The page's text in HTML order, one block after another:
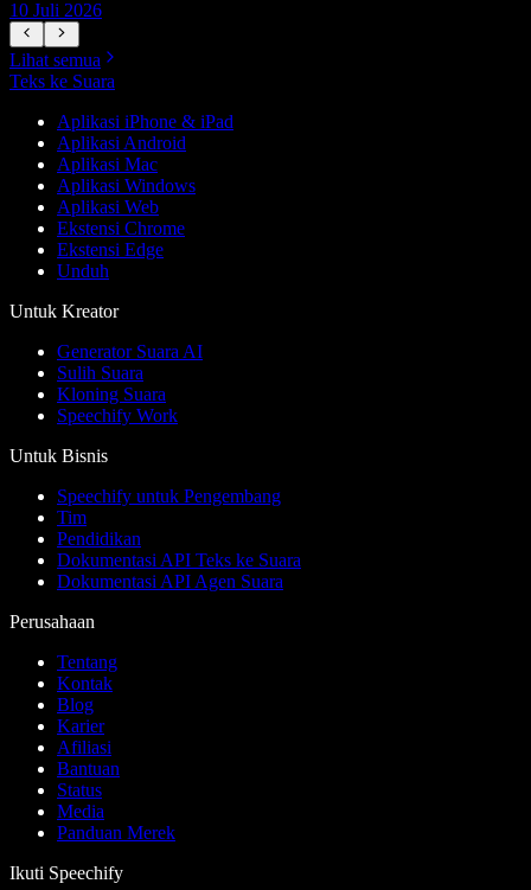
10 Juli 2026
Lihat semua
Teks ke Suara
Aplikasi iPhone & iPad
Aplikasi Android
Aplikasi Mac
Aplikasi Windows
Aplikasi Web
Ekstensi Chrome
Ekstensi Edge
Unduh
Untuk Kreator
Generator Suara AI
Sulih Suara
Kloning Suara
Speechify Work
Untuk Bisnis
Speechify untuk Pengembang
Tim
Pendidikan
Dokumentasi API Teks ke Suara
Dokumentasi API Agen Suara
Perusahaan
Tentang
Kontak
Blog
Karier
Afiliasi
Bantuan
Status
Media
Panduan Merek
Ikuti Speechify